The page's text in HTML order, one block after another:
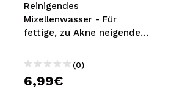
Reinigendes
Mizellenwasser - Für
fettige, zu Akne neigende
(0)
6,99€